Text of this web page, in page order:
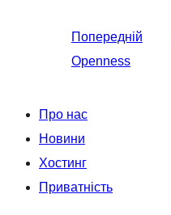
Попередній
Openness
Про нас
Новини
Хостинг
Приватність